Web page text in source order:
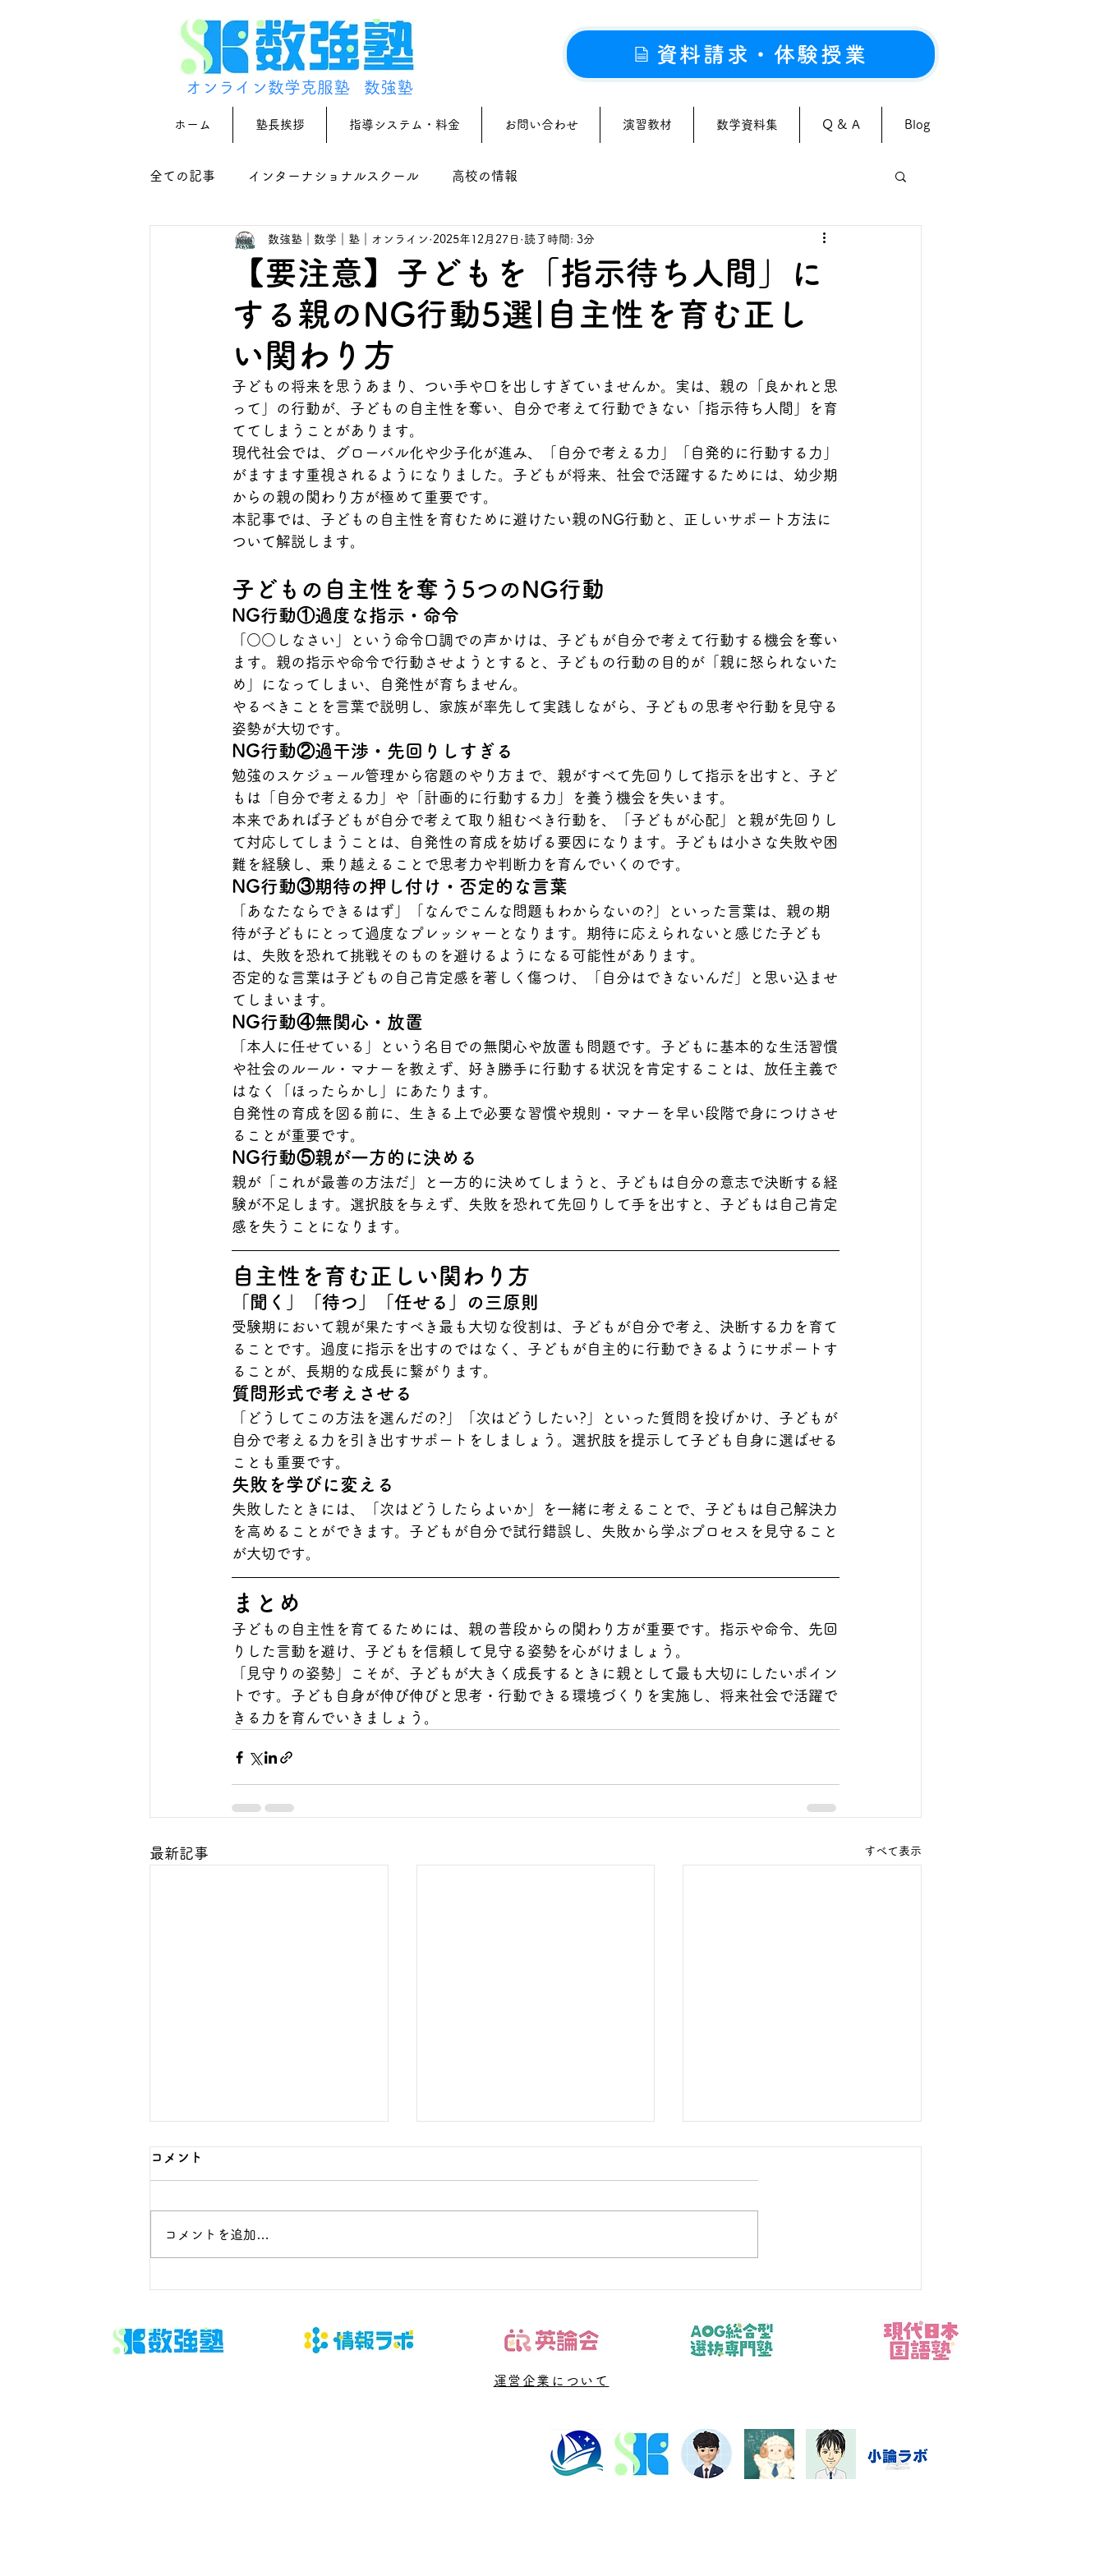
オンライン数学克服塾 数強塾
資料請求・体験授業
ホーム 塾長挨拶 指導システム・料金 お問い合わせ 演習教材 数学資料集 Q & A Blog
全ての記事 インターナショナルスクール 高校の情報
【要注意】子どもを「指示待ち人間」に
する親のNG行動5選|自主性を育む正し
い関わり方
数強塾｜数学｜塾｜オンライン 2025年12月27日 読了時間: 3分
子どもの将来を思うあまり、つい手や口を出しすぎていませんか。実は、親の「良かれと思
って」の行動が、子どもの自主性を奪い、自分で考えて行動できない「指示待ち人間」を育
ててしまうことがあります。
現代社会では、グローバル化や少子化が進み、「自分で考える力」「自発的に行動する力」
がますます重視されるようになりました。子どもが将来、社会で活躍するためには、幼少期
からの親の関わり方が極めて重要です。
本記事では、子どもの自主性を育むために避けたい親のNG行動と、正しいサポート方法に
ついて解説します。
子どもの自主性を奪う5つのNG行動
NG行動①過度な指示・命令
「○○しなさい」という命令口調での声かけは、子どもが自分で考えて行動する機会を奪い
ます。親の指示や命令で行動させようとすると、子どもの行動の目的が「親に怒られないた
め」になってしまい、自発性が育ちません。
やるべきことを言葉で説明し、家族が率先して実践しながら、子どもの思考や行動を見守る
姿勢が大切です。
NG行動②過干渉・先回りしすぎる
勉強のスケジュール管理から宿題のやり方まで、親がすべて先回りして指示を出すと、子ど
もは「自分で考える力」や「計画的に行動する力」を養う機会を失います。
本来であれば子どもが自分で考えて取り組むべき行動を、「子どもが心配」と親が先回りし
て対応してしまうことは、自発性の育成を妨げる要因になります。子どもは小さな失敗や困
難を経験し、乗り越えることで思考力や判断力を育んでいくのです。
NG行動③期待の押し付け・否定的な言葉
「あなたならできるはず」「なんでこんな問題もわからないの?」といった言葉は、親の期
待が子どもにとって過度なプレッシャーとなります。期待に応えられないと感じた子ども
は、失敗を恐れて挑戦そのものを避けるようになる可能性があります。
否定的な言葉は子どもの自己肯定感を著しく傷つけ、「自分はできないんだ」と思い込ませ
てしまいます。
NG行動④無関心・放置
「本人に任せている」という名目での無関心や放置も問題です。子どもに基本的な生活習慣
や社会のルール・マナーを教えず、好き勝手に行動する状況を肯定することは、放任主義で
はなく「ほったらかし」にあたります。
自発性の育成を図る前に、生きる上で必要な習慣や規則・マナーを早い段階で身につけさせ
ることが重要です。
NG行動⑤親が一方的に決める
親が「これが最善の方法だ」と一方的に決めてしまうと、子どもは自分の意志で決断する経
験が不足します。選択肢を与えず、失敗を恐れて先回りして手を出すと、子どもは自己肯定
感を失うことになります。
自主性を育む正しい関わり方
「聞く」「待つ」「任せる」の三原則
受験期において親が果たすべき最も大切な役割は、子どもが自分で考え、決断する力を育て
ることです。過度に指示を出すのではなく、子どもが自主的に行動できるようにサポートす
ることが、長期的な成長に繋がります。
質問形式で考えさせる
「どうしてこの方法を選んだの?」「次はどうしたい?」といった質問を投げかけ、子どもが
自分で考える力を引き出すサポートをしましょう。選択肢を提示して子ども自身に選ばせる
ことも重要です。
失敗を学びに変える
失敗したときには、「次はどうしたらよいか」を一緒に考えることで、子どもは自己解決力
を高めることができます。子どもが自分で試行錯誤し、失敗から学ぶプロセスを見守ること
が大切です。
まとめ
子どもの自主性を育てるためには、親の普段からの関わり方が重要です。指示や命令、先回
りした言動を避け、子どもを信頼して見守る姿勢を心がけましょう。
「見守りの姿勢」こそが、子どもが大きく成長するときに親として最も大切にしたいポイン
トです。子ども自身が伸び伸びと思考・行動できる環境づくりを実施し、将来社会で活躍で
きる力を育んでいきましょう。
最新記事 すべて表示
大学パンフレット・説明会情
すぐ実践できる完全ガイド
夏休みの反抗期、どう乗り越
の向き合い方
クーラー病（冷房病）とは？
原因と今日からできる対策8
選
コメント
コメントを追加…
運営企業について